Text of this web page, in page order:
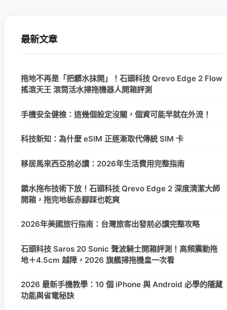
最新文章
拖地不再是「把髒水抹開」！石頭科技 Qrevo Edge 2 Flow
搖滾天王 滾筒活水掃拖機器人開箱評測
手機安全健檢：這幾個設定沒關，個資可能早就在外流！
科技新知：為什麼 eSIM 正逐漸取代傳統 SIM 卡
移居馬來西亞前必讀：2026年生活費用完整指南
鎖水拖布技術下放！石頭科技 Qrevo Edge 2 深度清潔大師
開箱，拖完地板赤腳踩也乾爽
2026年美國旅行指南：台灣旅客出發前必讀完整攻略
石頭科技 Saros 20 Sonic 聲波騎士開箱評測！高頻震動拖
地＋4.5cm 越障，2026 旗艦掃拖機皇一次看
2026 最新手機教學：10 個 iPhone 與 Android 必學的隱藏
功能與省電秘訣